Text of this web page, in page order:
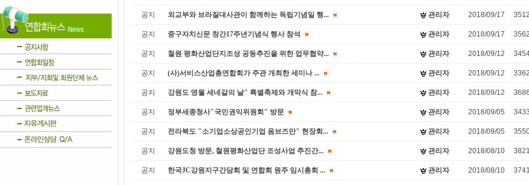
공지 외교부와 브라질대사관이 함께하는 독립기념일 행... 관리자 2018/09/17 3512
공지 중구자치신문 창간17주년기념식 행사 참석 관리자 2018/09/17 3562
공지 철원 평화산업단지조성 공동추진을 위한 업무협약... 관리자 2018/09/12
공지 (사)서비스산업총연합회가 주관 개최한 세미나 ... 관리자 2018/09/12 3362
공지 강원도 영월 세네갈의 날" 특별축제와 개막식 참... 관리자 2018/09/12 3686
공지 정부세종청사"국민권익위원회" 방문 관리자 2018/09/05 3433
공지 전라북도 "소기업소상공인기업 옴브즈만" 현장회... 관리자 2018/09/05
공지 강원도청 방문, 철원평화산업단 조성사업 추진간... 관리자 2018/08/10 3821
공지 한국JC강원지구간담회 및 연합회 원주 임시총회 ... 관리자 2018/08/10 3741